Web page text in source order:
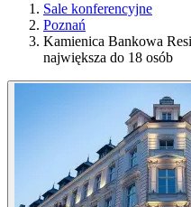
Sale konferencyjne
Poznań
Kamienica Bankowa
największa do 18 osób